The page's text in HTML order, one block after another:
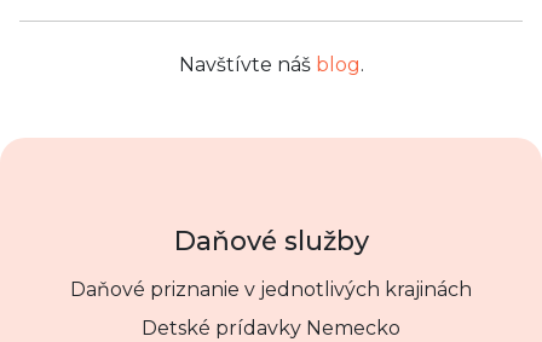
Navštívte náš blog.
Daňové služby
Daňové priznanie v jednotlivých krajinách
Detské prídavky Nemecko